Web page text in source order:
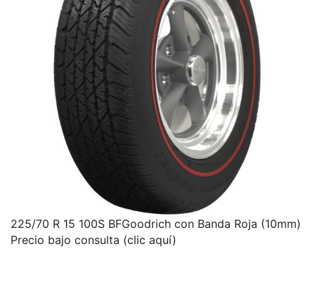
225/70 R 15 100S BFGoodrich con Banda Roja (10mm)
Precio bajo consulta (clic aquí)